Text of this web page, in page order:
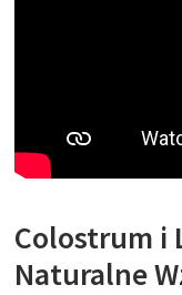
Colostrum i
Naturalne